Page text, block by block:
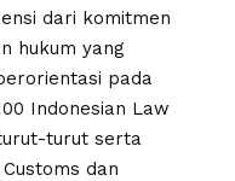
dari komitmen
hukum yang
pada
Indonesian Law
turut serta
dan